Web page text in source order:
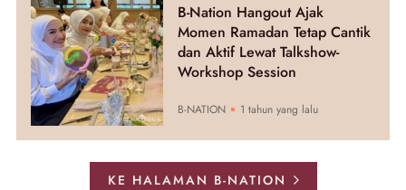
B-Nation Hangout Ajak
Momen Ramadan Tetap Cantik
dan Aktif Lewat Talkshow-
Workshop Session
B-NATION 1 tahun yang lalu
KE HALAMAN B-NATION